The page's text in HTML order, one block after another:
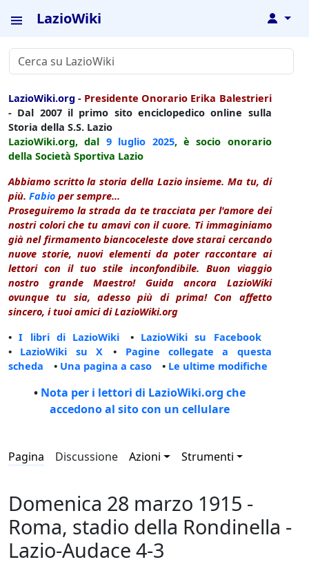
LazioWiki ↓
LazioWiki.org - Presidente Onorario Erika Balestrieri
- Dal 2007 il primo sito enciclopedico online sulla
Storia della S.S. Lazio
LazioWiki.org, dal 9 luglio 2025, è socio onorario
della Società Sportiva Lazio
Abbiamo scritto la storia della Lazio insieme. Ma tu, di
più. Fabio per sempre...
Proseguiremo la strada da te tracciata per l'amore dei
nostri colori che tu amavi con il cuore. Ti immaginiamo
già nel firmamento biancoceleste dove starai cercando
nuove storie, nuovi elementi da poter raccontare ai
lettori con il tuo stile inconfondibile. Buon viaggio
nostro grande Maestro! Guida ancora LazioWiki
ovunque tu sia, adesso più di prima! Con affetto
sincero, i tuoi amici di LazioWiki.org
•I libri di LazioWiki • LazioWiki su Facebook
• LazioWiki su X • Pagine collegate a questa
scheda • Una pagina a caso • Le ultime modifiche
• Nota per i lettori di LazioWiki.org che
accedono al sito con un cellulare
Pagina Discussione Azioni Strumenti
Domenica 28 marzo 1915 -
Roma, stadio della Rondinella -
Lazio-Audace 4-3